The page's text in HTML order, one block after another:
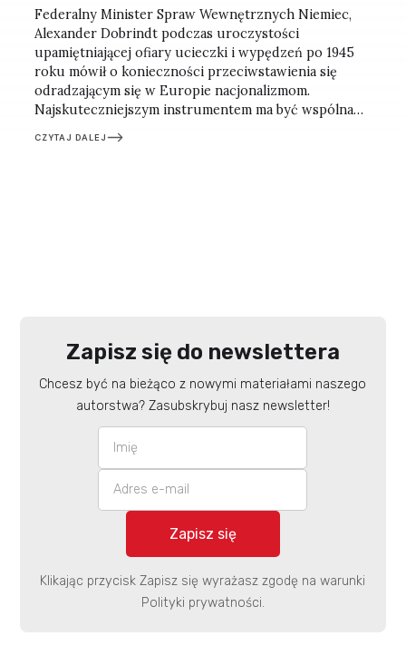
Federalny Minister Spraw Wewnętrznych Niemiec,
Alexander Dobrindt podczas uroczystości
upamiętniającej ofiary ucieczki i wypędzeń po 1945
roku mówił o konieczności przeciwstawienia się
odradzającym się w Europie nacjonalizmom.
Najskuteczniejszym instrumentem ma być wspólna
europejska tożsamość, silniejsza niż narodowe
egoizmy. Refleksje po berlińskim spotkaniu.
CZYTAJ DALEJ
Zapisz się do newslettera
Chcesz być na bieżąco z nowymi materiałami naszego
autorstwa? Zasubskrybuj nasz newsletter!
Klikając przycisk Zapisz się wyrażasz zgodę na warunki
Polityki prywatności.